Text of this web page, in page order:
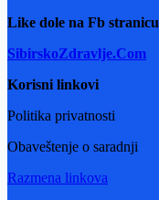
Like dole na Fb stranicu
SibirskoZdravlje.Com
Korisni linkovi
Politika privatnosti
Obaveštenje o saradnji
Razmena linkova